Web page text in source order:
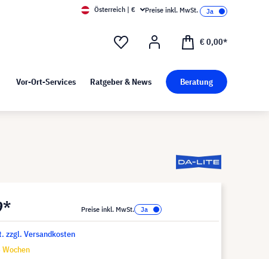
Kunst bei visunext
Österreich | € Preise inkl. MwSt.
€ 0,00*
Vor-Ort-Services Ratgeber & News Beratung
Preise inkl. MwSt.
zzgl. Versandkosten